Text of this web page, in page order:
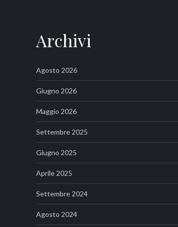
Archivi
Agosto 2026
Giugno 2026
Maggio 2026
Settembre 2025
Giugno 2025
Aprile 2025
Settembre 2024
Agosto 2024